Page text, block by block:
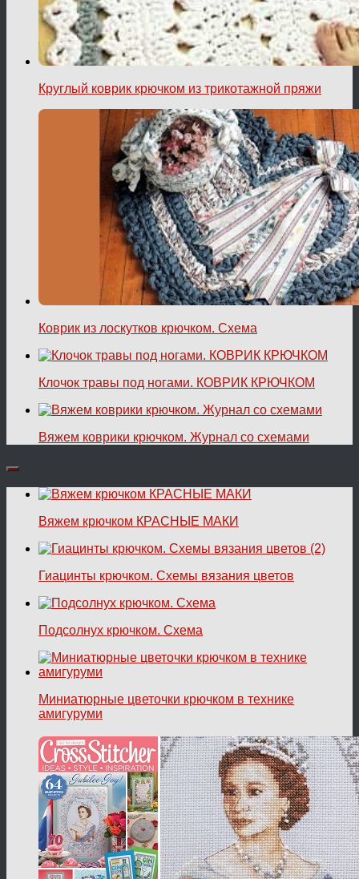
Круглый коврик крючком из трикотажной пряжи
Коврик из лоскутков крючком. Схема
Клочок травы под ногами. КОВРИК КРЮЧКОМ
Вяжем коврики крючком. Журнал со схемами
Вяжем крючком КРАСНЫЕ МАКИ
Гиацинты крючком. Схемы вязания цветов
Подсолнух крючком. Схема
Миниатюрные цветочки крючком в технике
амигуруми